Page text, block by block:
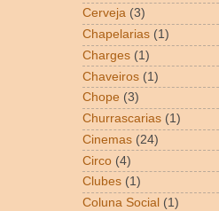
Cerveja (3)
Chapelarias (1)
Charges (1)
Chaveiros (1)
Chope (3)
Churrascarias (1)
Cinemas (24)
Circo (4)
Clubes (1)
Coluna Social (1)